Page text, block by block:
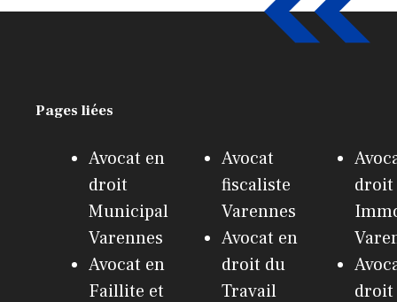
Pages liées
Avocat en
droit
Municipal
Varennes
Avocat en
Faillite et
Avocat
fiscaliste
Varennes
Avocat en
droit du
Travail
droit